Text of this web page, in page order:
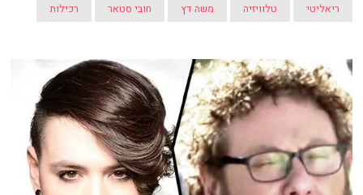
ריאליטי טלוויזיה משה דץ חובי סטאר רכילות